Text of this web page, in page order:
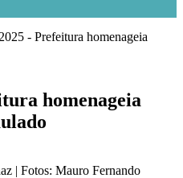
homenageia
| Fotos: Mauro Fernando